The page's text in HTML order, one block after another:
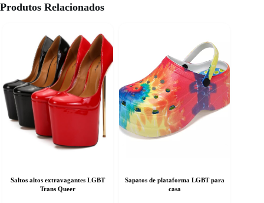
Produtos Relacionados
Saltos altos extravagantes LGBT
Trans Queer
Sapatos de plataforma LGBT para
casa